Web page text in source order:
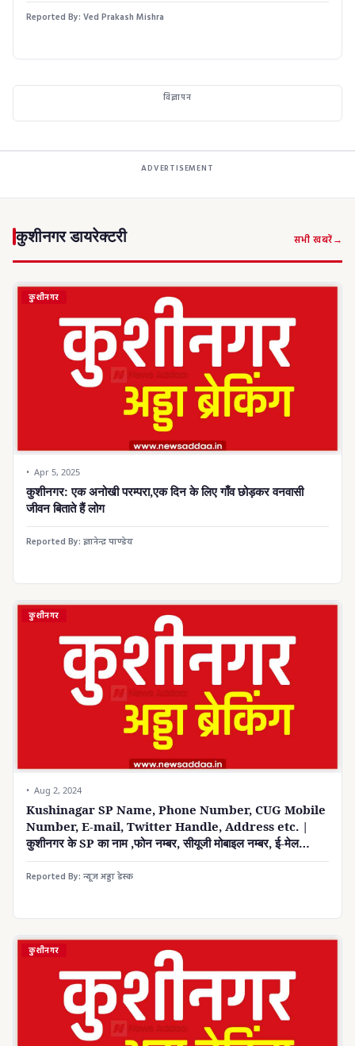
Reported By: Ved Prakash Mishra
विज्ञापन
ADVERTISEMENT
कुशीनगर डायरेक्टरी सभी खबरें
कुशीनगर
Apr 5, 2025
कुशीनगर: एक अनोखी परम्परा,एक दिन के लिए गाँव छोड़कर वनवासी
जीवन बिताते हैं लोग
Reported By: ज्ञानेन्द्र पाण्डेय
कुशीनगर
Aug 2, 2024
Kushinagar SP Name, Phone Number, CUG Mobile
Number, E-mail, Twitter Handle, Address etc. |
कुशीनगर के SP का नाम ,फोन नम्बर, सीयूजी मोबाइल नम्बर, ई-मेल
, ट्विटर हैंडल, पता इत्यादि ।
Reported By: न्यूज अड्डा डेस्क
कुशीनगर